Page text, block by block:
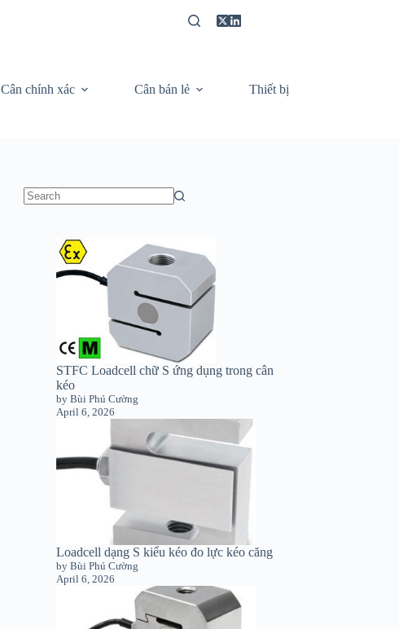
Cân chính xác Cân bán lẻ Thiết bị
STFC Loadcell chữ S ứng dụng trong cân
kéo
by Bùi Phú Cường
April 6, 2026
Loadcell dạng S kiểu kéo đo lực kéo căng
by Bùi Phú Cường
April 6, 2026